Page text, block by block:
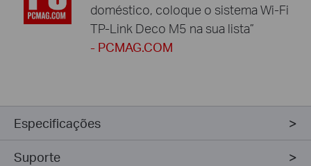
doméstico, coloque o sistema Wi-Fi
TP-Link Deco M5 na sua lista”
- PCMAG.COM
Especificações
Suporte